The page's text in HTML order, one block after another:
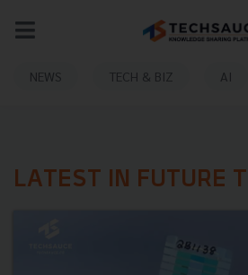
NEWS TECH & BIZ AI
LATEST IN FUTURE